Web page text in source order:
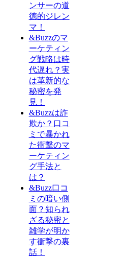
ンサーの道
徳的ジレン
マ！
&Buzzのマ
ーケティン
グ戦略は時
代遅れ？実
は革新的な
秘密を発
見！
&Buzzは詐
欺か？口コ
ミで暴かれ
た衝撃のマ
ーケティン
グ手法と
は？
&Buzz口コ
ミの暗い側
面？知られ
ざる秘密と
雑学が明か
す衝撃の裏
話！